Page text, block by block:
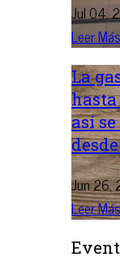
Jul 04,
Leer Más
La
hasta
así
Jun 26,
Leer Más